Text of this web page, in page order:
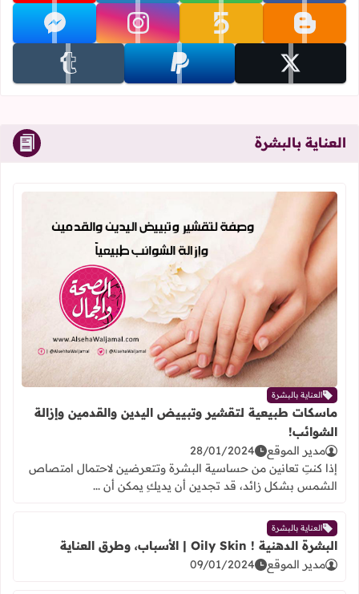
تابعنا على blogger تابعنا على khamsat تابعنا على instagram تابعنا على messenger
تابعنا على x تابعنا على paypal تابعنا على tumblr
العناية بالبشرة
اقرأ المزيد عن ماسكات طبيعية
العناية بالبشرة
ماسكات طبيعية لتقشير وتبييض اليدين والقدمين وإزالة
الشوائب!
مدير الموقع
28/01/2024
إذا كنتِ تعانين من حساسية البشرة وتتعرضين لاحتمال امتصاص
الشمس بشكل زائد، قد تجدين أن يديكِ يمكن أن ...
العناية بالبشرة
البشرة الدهنية ! Oily Skin | الأسباب، وطرق العناية
مدير الموقع 09/01/2024